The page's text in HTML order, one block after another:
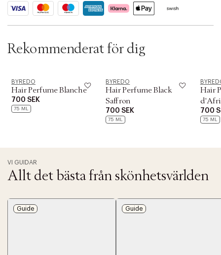
Rekommenderat för dig
BYREDO
Hair Perfume Blanche
700 SEK
75 ML
BYREDO
Hair Perfume Black
Saffron
700 SEK
75 ML
Hair
700
75 ML
VI GUIDAR
Allt det bästa från skönhetsvärlden
Guide Guide